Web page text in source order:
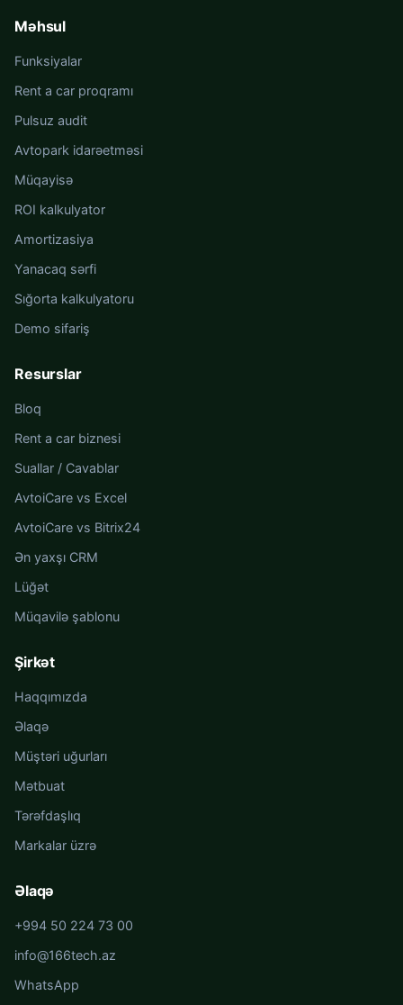
Məhsul
Funksiyalar
Rent a car proqramı
Pulsuz audit
Avtopark idarəetməsi
Müqayisə
ROI kalkulyator
Amortizasiya
Yanacaq sərfi
Sığorta kalkulyatoru
Demo sifariş
Resurslar
Bloq
Rent a car biznesi
Suallar / Cavablar
AvtoiCare vs Excel
AvtoiCare vs Bitrix24
Ən yaxşı CRM
Lüğət
Müqavilə şablonu
Şirkət
Haqqımızda
Əlaqə
Müştəri uğurları
Mətbuat
Tərəfdaşlıq
Markalar üzrə
Əlaqə
+994 50 224 73 00
info@166tech.az
WhatsApp